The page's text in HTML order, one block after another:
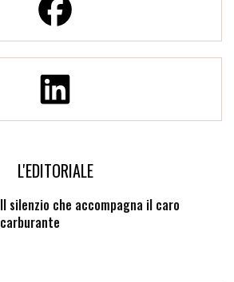
L'EDITORIALE
Il silenzio che accompagna il caro
carburante